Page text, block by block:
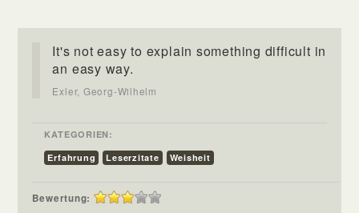
It's not easy to explain something difficult in
an easy way.
Exler, Georg-Wilhelm
KATEGORIEN:
Erfahrung
Leserzitate Weisheit
Bewertung: